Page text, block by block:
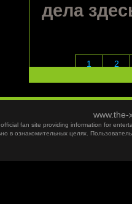
дела
1 2
fan site providing information for
в ознакомительных целях.